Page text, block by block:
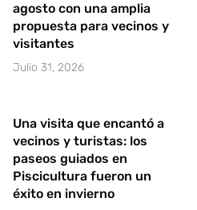
agosto con una amplia
propuesta para vecinos y
visitantes
Julio 31, 2026
Una visita que encantó a
vecinos y turistas: los
paseos guiados en
Piscicultura fueron un
éxito en invierno